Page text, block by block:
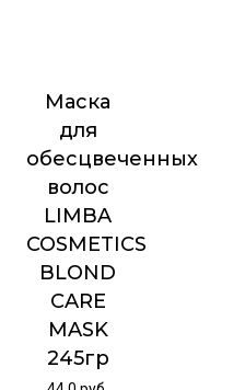
Маска
для
обесцвеченных
волос
LIMBA
COSMETICS
BLOND
CARE
MASK
245гр